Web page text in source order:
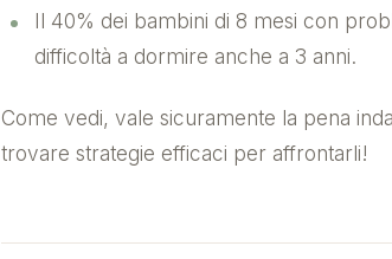
Il 40% dei bambini di 8 mesi con
difficoltà a dormire anche a 3 anni.
Come vedi, vale sicuramente la pena
trovare strategie efficaci per affrontarli!